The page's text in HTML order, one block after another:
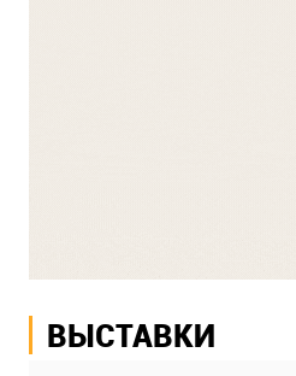
ВЫСТАВКИ